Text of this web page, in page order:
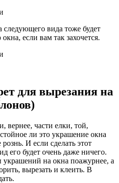
вида тоже будет
если вам так захочется.
для вырезания на
вернее, части елки, той,
ли это украшение окна
И если сделать этот
его будет очень даже ничего.
на окна поажурнее, а
вырезать и клеить. В